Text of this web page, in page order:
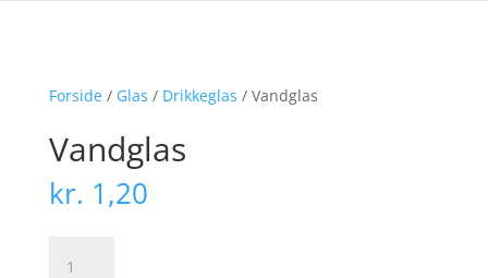
Forside/ Glas / Drikkeglas / Vandglas
Vandglas
kr. 1,20
antal